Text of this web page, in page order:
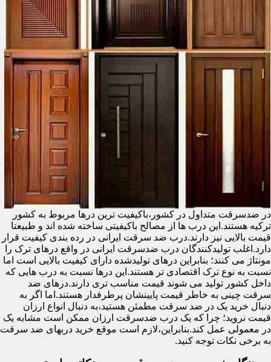
در ضدسرقت متداول در کشور،باکیفیت ترین درها مربوط به کشور
ترکیه هستند.این درب ها از مصالح باکیفیتی ساخته شده اند و طبیعتا
قیمت بالایی نیز دارند.درب ضد سرقت ایرانی در رده بندی کیفیت قرار
دارد.اغلب تولیدکنندگان درب ضدسرقت ایرانی در واقع درهای ترک را
مونتاژ می کنند؛ بنابراین درهای تولیدشده دارای کیفیت بالایی است اما
نسبت به نوع ترک اقتصادی تر هستند.این درها نسبت به درب هایی که
داخل کشور تولید می شوند قیمت مناسب تری دارند.درهای ضد
سرقت چینی به خاطر قیمت پایینشان پرطرفدار هستند.اما اگر به
دنبال خرید یک در ضد سرقت مطمئن هستید،به دنبال انواع ارزان
قیمت نروید؛ چرا که یک درب ضدسرقت ارزان ممکن است مشابه یک
در معمولی عمل کند.بنابراین،لازم است موقع خرید دربهای ضد سرقت
به برخی نکات توجه کنید.